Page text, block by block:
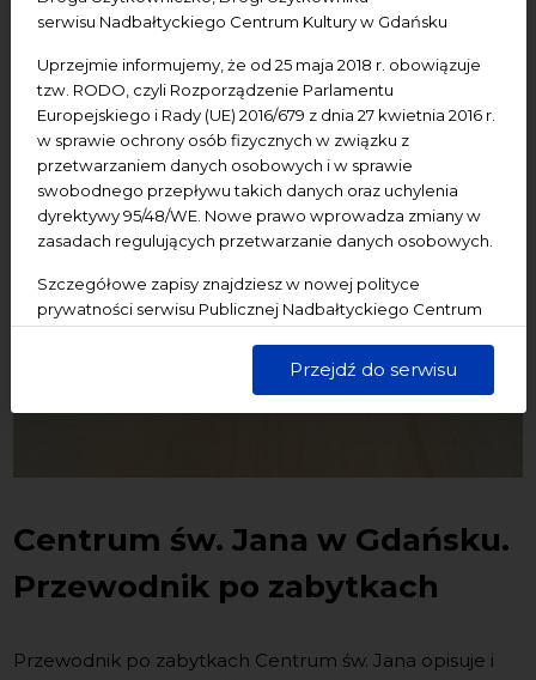
serwisu Nadbałtyckiego Centrum Kultury w Gdańsku
Uprzejmie informujemy, że od 25 maja 2018 r. obowiązuje
tzw. RODO, czyli Rozporządzenie Parlamentu
Europejskiego i Rady (UE) 2016/679 z dnia 27 kwietnia 2016 r.
w sprawie ochrony osób fizycznych w związku z
przetwarzaniem danych osobowych i w sprawie
swobodnego przepływu takich danych oraz uchylenia
dyrektywy 95/48/WE. Nowe prawo wprowadza zmiany w
zasadach regulujących przetwarzanie danych osobowych.
Szczegółowe zapisy znajdziesz w nowej polityce
prywatności serwisu Publicznej Nadbałtyckiego Centrum
dane są przetwarzane w sposób bezpieczny, z należytą
starannością i zgodnie z obowiązującymi przepisami.
Przejdź do serwisu
Centrum św. Jana w Gdańsku.
Przewodnik po zabytkach
Przewodnik po zabytkach Centrum św. Jana opisuje i